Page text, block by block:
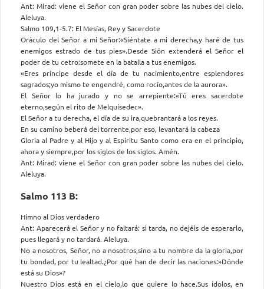
Ant: Mirad: viene el Señor con gran poder sobre las nubes del cielo.
Aleluya.
Salmo 109,1-5.7: El Mesías, Rey y Sacerdote
Oráculo del Señor a mi Señor:«Siéntate a mi derecha,y haré de tus
enemigos estrado de tus pies».Desde Sión extenderá el Señor el
poder de tu cetro:somete en la batalla a tus enemigos.
«Eres príncipe desde el día de tu nacimiento,entre esplendores
sagrados;yo mismo te engendré, como rocío,antes de la aurora».
El Señor lo ha jurado y no se arrepiente:«Tú eres sacerdote
eterno,según el rito de Melquisedec».
El Señor a tu derecha, el día de su ira,quebrantará a los reyes.
En su camino beberá del torrente,por eso, levantará la cabeza
Gloria al Padre y al Hijo y al Espíritu Santo como era en el principio,
ahora y siempre,por los siglos de los siglos. Amén.
Ant: Mirad: viene el Señor con gran poder sobre las nubes del cielo.
Aleluya.
Salmo 113 B:
Himno al Dios verdadero
Ant: Aparecerá el Señor y no faltará: si tarda, no dejéis de esperarlo,
pues llegará y no tardará. Aleluya.
No a nosotros, Señor, no a nosotros,sino a tu nombre da la gloria,por
tu bondad, por tu lealtad.¿Por qué han de decir las naciones:»Dónde
está su Dios»?
Nuestro Dios está en el cielo,lo que quiere lo hace.Sus ídolos, en